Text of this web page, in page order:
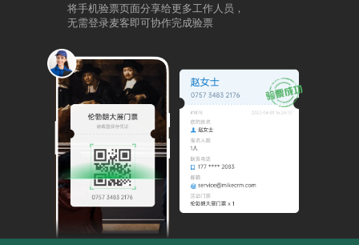
将手机验票页面分享给更多工作人员，
无需登录麦客即可协作完成验票